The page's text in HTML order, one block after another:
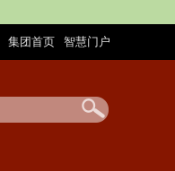
集团首页 智慧门户